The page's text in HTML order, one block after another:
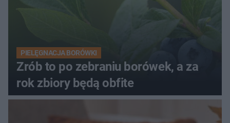
PIELĘGNACJA BORÓWKI
Zrób to po zebraniu borówek, a za
rok zbiory będą obfite